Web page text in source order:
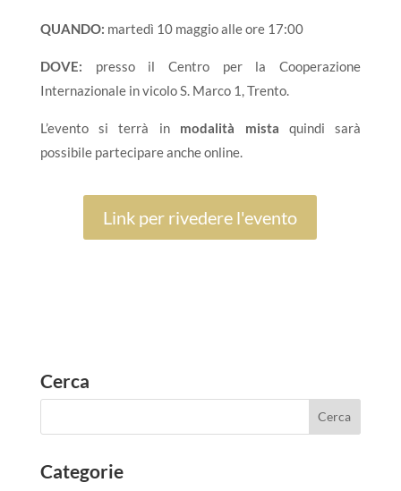
QUANDO: martedì 10 maggio alle ore 17:00
DOVE: presso il Centro per la Cooperazione
Internazionale in vicolo S. Marco 1, Trento.
L’evento si terrà in modalità mista quindi sarà
possibile partecipare anche online.
Link per rivedere l'evento
Cerca
Categorie